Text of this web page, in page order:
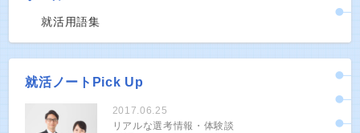
就活用語集
就活ノートPick Up
2017.06.25
リアルな選考情報・体験談